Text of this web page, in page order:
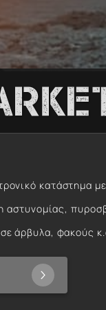
κατάστημα με
αστυνομίας,
άρβυλα, φακούς